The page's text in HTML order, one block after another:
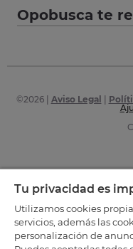
Opobusca te
©2026| Aviso Legal
Tu privacidad es
Utilizamos cookies
servicios, además las
personalización de